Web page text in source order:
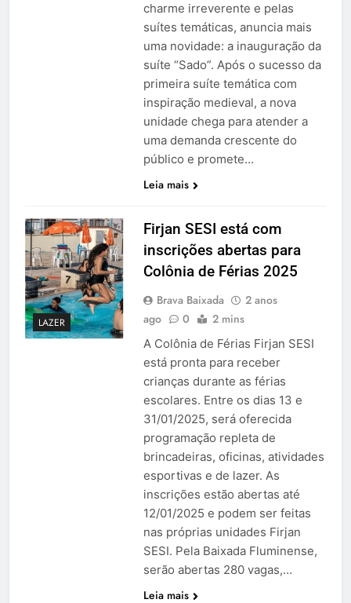
charme irreverente e pelas
suítes temáticas, anuncia mais
uma novidade: a inauguração da
suíte “Sado”. Após o sucesso da
primeira suíte temática com
inspiração medieval, a nova
unidade chega para atender a
uma demanda crescente do
público e promete…
Leia mais
LAZER
Firjan SESI está com
inscrições abertas para
Colônia de Férias 2025
Brava Baixada
2 anos
ago
0 2 mins
A Colônia de Férias Firjan SESI
está pronta para receber
crianças durante as férias
escolares. Entre os dias 13 e
31/01/2025, será oferecida
programação repleta de
brincadeiras, oficinas, atividades
esportivas e de lazer. As
inscrições estão abertas até
12/01/2025 e podem ser feitas
nas próprias unidades Firjan
SESI. Pela Baixada Fluminense,
serão abertas 280 vagas,…
Leia mais